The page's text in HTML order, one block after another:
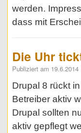
werden.
dass mit
Die Uhr
Publiziert am 19.6.2014
Drupal 8 rückt
Betreiber aktiv
Drupal sollten
aktiv gepflegt